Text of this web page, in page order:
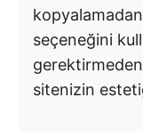
seçeneğini
sitenizin